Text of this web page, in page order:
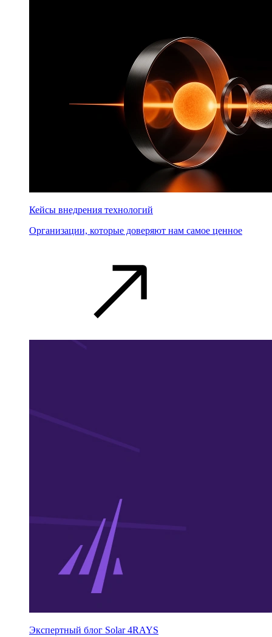
Кейсы внедрения технологий
Организации, которые доверяют нам самое ценное
Экспертный блог Solar 4RAYS